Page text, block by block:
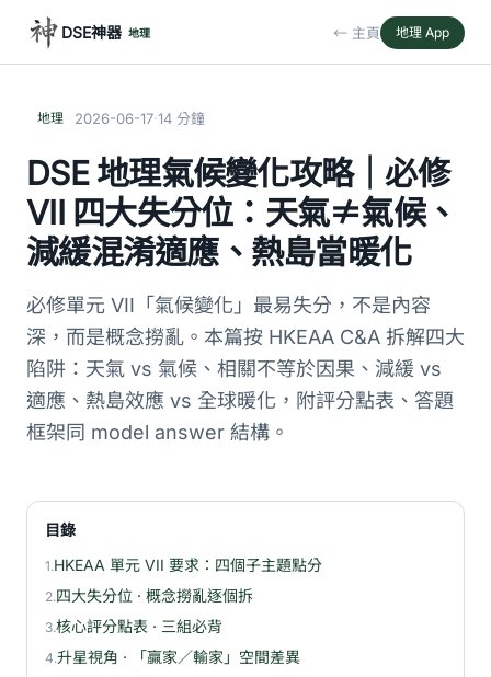
DSE神器 地理 ← 主頁 地理 App
地理 2026-06-17·14 分鐘
DSE 地理氣候變化攻略｜必修
VII 四大失分位：天氣≠氣候、
減緩混淆適應、熱島當暖化
必修單元 VII「氣候變化」最易失分，不是內容
深，而是概念撈亂。本篇按 HKEAA C&A 拆解四大
陷阱：天氣 vs 氣候、相關不等於因果、減緩 vs
適應、熱島效應 vs 全球暖化，附評分點表、答題
框架同 model answer 結構。
目錄
1.HKEAA 單元 VII 要求：四個子主題點分
2.四大失分位 · 概念撈亂逐個拆
3.核心評分點表 · 三組必背
4.升星視角 · 「贏家／輸家」空間差異